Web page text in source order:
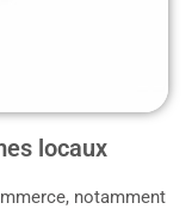
locaux
notamment